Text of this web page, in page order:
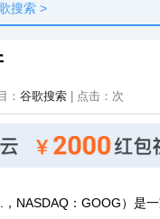
搜索 >
： 谷歌搜索 | 点击： 次
NASDAQ：GOOG）是